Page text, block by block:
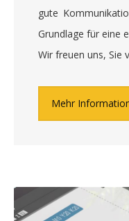
gute
Grundlage für eine
Wir freuen uns, Sie
Mehr